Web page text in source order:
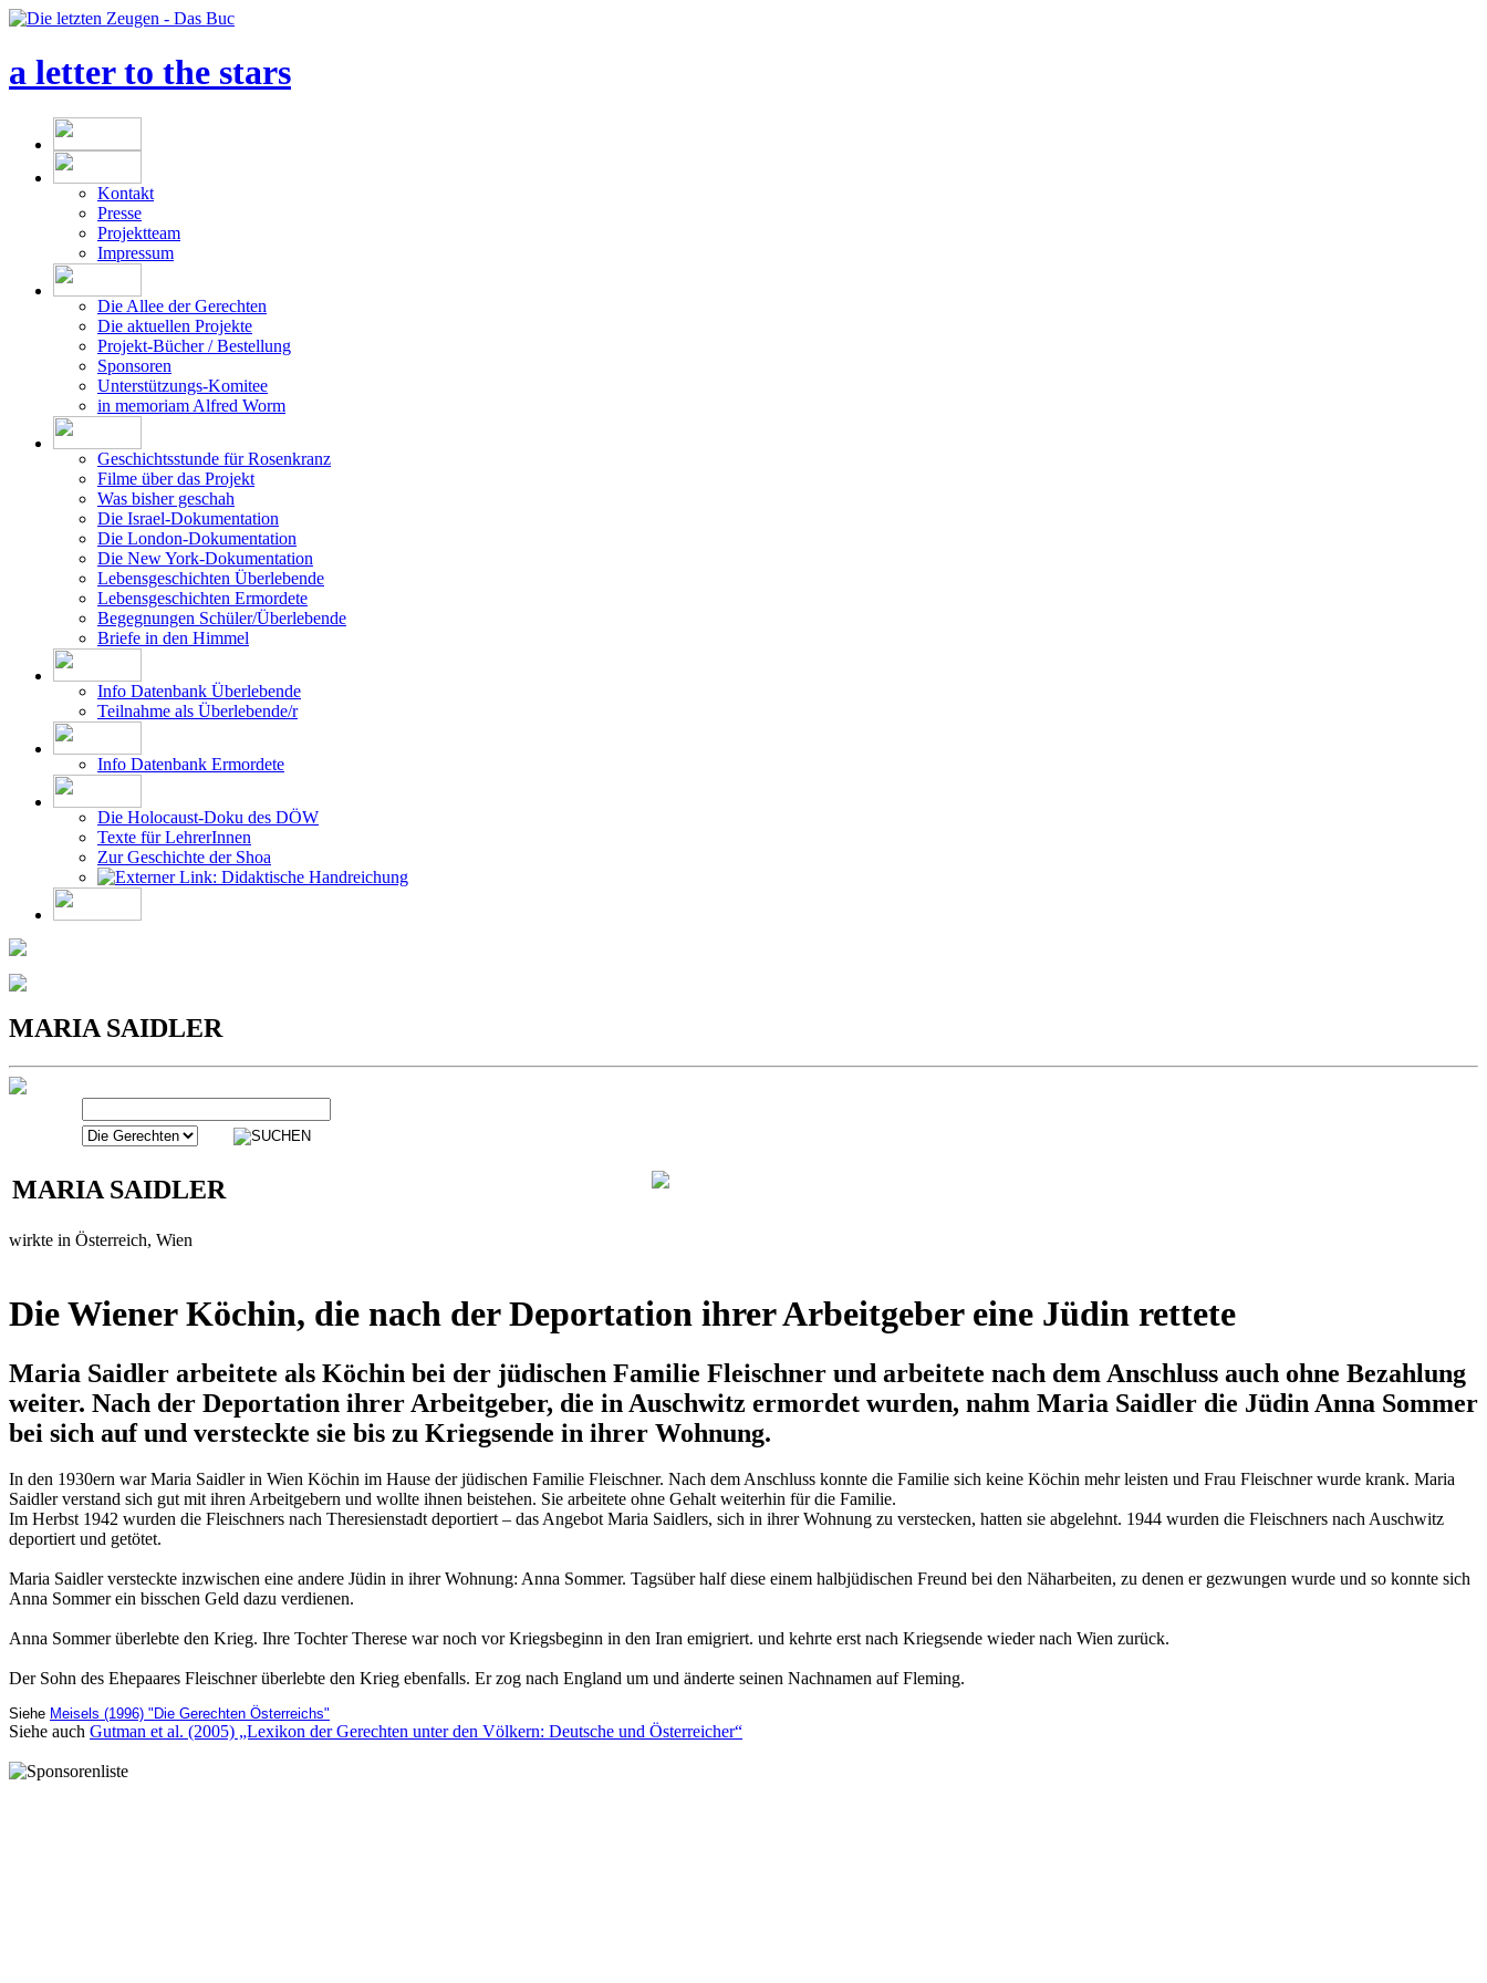
a letter to the stars
Kontakt
Presse
Projektteam
Impressum
Die Allee der Gerechten
Die aktuellen Projekte
Projekt-Bücher / Bestellung
Sponsoren
Unterstützungs-Komitee
in memoriam Alfred Worm
Geschichtsstunde für Rosenkranz
Filme über das Projekt
Was bisher geschah
Die Israel-Dokumentation
Die London-Dokumentation
Die New York-Dokumentation
Lebensgeschichten Überlebende
Lebensgeschichten Ermordete
Begegnungen Schüler/Überlebende
Briefe in den Himmel
Info Datenbank Überlebende
Teilnahme als Überlebende/r
Info Datenbank Ermordete
Die Holocaust-Doku des DÖW
Texte für LehrerInnen
Zur Geschichte der Shoa
Didaktische Handreichung
MARIA SAIDLER
MARIA SAIDLER
wirkte in Österreich, Wien
Die Wiener Köchin, die nach der Deportation ihrer Arbeitgeber eine Jüdin rettete
Maria Saidler arbeitete als Köchin bei der jüdischen Familie Fleischner und arbeitete nach dem Anschluss auch ohne Bezahlung
weiter. Nach der Deportation ihrer Arbeitgeber, die in Auschwitz ermordet wurden, nahm Maria Saidler die Jüdin Anna Sommer
bei sich auf und versteckte sie bis zu Kriegsende in ihrer Wohnung.
In den 1930ern war Maria Saidler in Wien Köchin im Hause der jüdischen Familie Fleischner. Nach dem Anschluss konnte die Familie sich keine Köchin mehr leisten und Frau Fleischner wurde krank. Maria
Saidler verstand sich gut mit ihren Arbeitgebern und wollte ihnen beistehen. Sie arbeitete ohne Gehalt weiterhin für die Familie.
Im Herbst 1942 wurden die Fleischners nach Theresienstadt deportiert – das Angebot Maria Saidlers, sich in ihrer Wohnung zu verstecken, hatten sie abgelehnt. 1944 wurden die Fleischners nach Auschwitz
deportiert und getötet.
Maria Saidler versteckte inzwischen eine andere Jüdin in ihrer Wohnung: Anna Sommer. Tagsüber half diese einem halbjüdischen Freund bei den Näharbeiten, zu denen er gezwungen wurde und so konnte sich
Anna Sommer ein bisschen Geld dazu verdienen.
Anna Sommer überlebte den Krieg. Ihre Tochter Therese war noch vor Kriegsbeginn in den Iran emigriert. und kehrte erst nach Kriegsende wieder nach Wien zurück.
Der Sohn des Ehepaares Fleischner überlebte den Krieg ebenfalls. Er zog nach England um und änderte seinen Nachnamen auf Fleming.
Siehe Meisels (1996) "Die Gerechten Österreichs"
Siehe auch Gutman et al. (2005) „Lexikon der Gerechten unter den Völkern: Deutsche und Österreicher“